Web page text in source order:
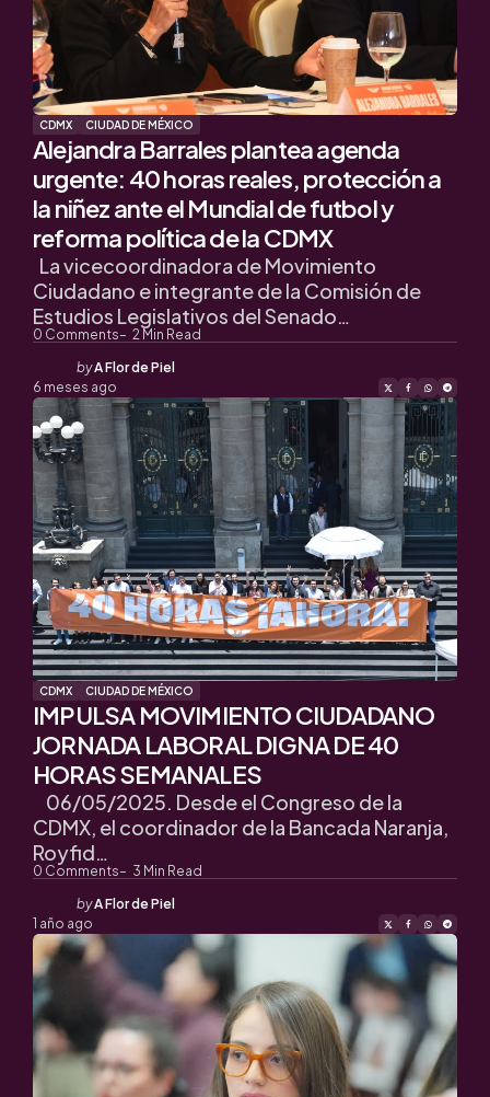
CDMX CIUDAD DE MÉXICO
Alejandra Barrales plantea agenda
urgente: 40 horas reales, protección a
la niñez ante el Mundial de futbol y
reforma política de la CDMX
0 Comments 2 Min Read
La vicecoordinadora de Movimiento
Ciudadano e integrante de la Comisión de
Estudios Legislativos del Senado…
Posted
by
byA Flor de Piel
6 meses ago
CDMX CIUDAD DE MÉXICO
IMPULSA MOVIMIENTO CIUDADANO
JORNADA LABORAL DIGNA DE 40
HORAS SEMANALES
0 Comments 3 Min Read
06/05/2025. Desde el Congreso de la
CDMX, el coordinador de la Bancada Naranja,
Royfid…
Posted
by
byA Flor de Piel
1 año ago